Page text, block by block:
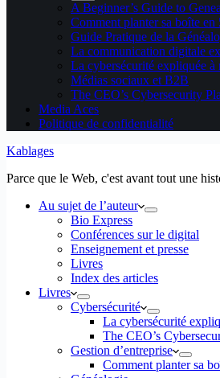
A Beginner’s Guide to
Comment planter sa boîte en
Guide Pratique de la
La communication digitale
La cybersécurité expliquée à
Médias sociaux et B2B
The CEO’s Cybersecurity
Media Aces
Politique de confidentialité
Kablages
Parce que le Web, c'est avant tout une
Au sujet de l’auteur
Bio Express
Conférences sur le digital
Enseignement et presse
Livres
Index des articles
Livres
Cybersécurité
La cybersécurité
The CEO’s
Gestion d’entreprise
Comment planter sa